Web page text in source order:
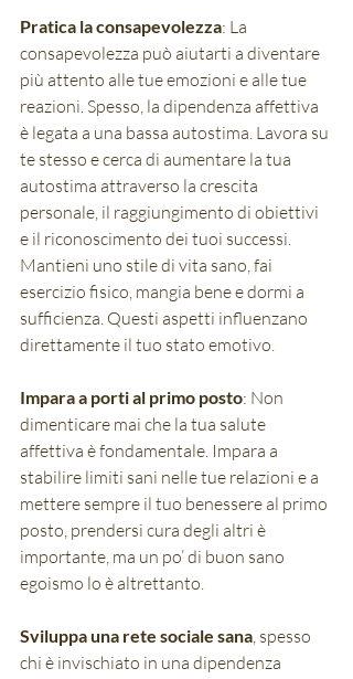
Pratica la consapevolezza: La
consapevolezza può aiutarti a diventare
più attento alle tue emozioni e alle tue
reazioni. Spesso, la dipendenza affettiva
è legata a una bassa autostima. Lavora su
te stesso e cerca di aumentare la tua
autostima attraverso la crescita
personale, il raggiungimento di obiettivi
e il riconoscimento dei tuoi successi.
Mantieni uno stile di vita sano, fai
esercizio fisico, mangia bene e dormi a
sufficienza. Questi aspetti influenzano
direttamente il tuo stato emotivo.
Impara a porti al primo posto: Non
dimenticare mai che la tua salute
affettiva è fondamentale. Impara a
stabilire limiti sani nelle tue relazioni e a
mettere sempre il tuo benessere al primo
posto, prendersi cura degli altri è
importante, ma un po’ di buon sano
egoismo lo è altrettanto.
Sviluppa una rete sociale sana, spesso
chi è invischiato in una dipendenza